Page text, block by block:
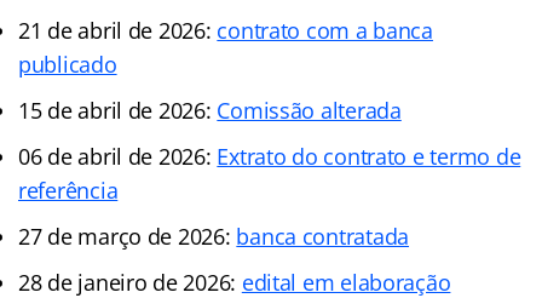
21 de abril de 2026: contrato com a banca
publicado
15 de abril de 2026: Comissão alterada
06 de abril de 2026: Extrato do contrato e termo de
referência
27 de março de 2026: banca contratada
28 de janeiro de 2026: edital em elaboração